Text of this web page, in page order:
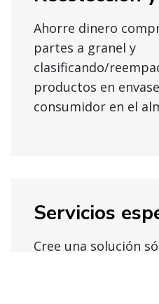
Ahorre dinero
partes a granel y
clasificando/
productos en
consumidor en el
Servicios
Cree una solución